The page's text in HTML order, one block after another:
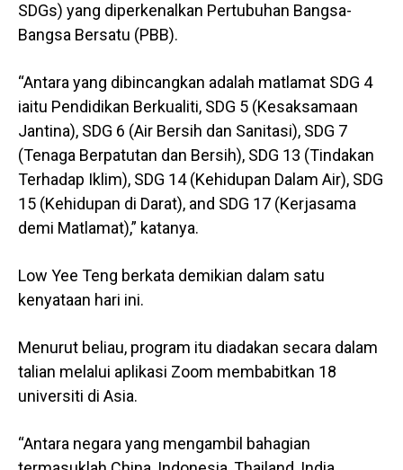
SDGs) yang diperkenalkan Pertubuhan Bangsa-
Bangsa Bersatu (PBB).
“Antara yang dibincangkan adalah matlamat SDG 4
iaitu Pendidikan Berkualiti, SDG 5 (Kesaksamaan
Jantina), SDG 6 (Air Bersih dan Sanitasi), SDG 7
(Tenaga Berpatutan dan Bersih), SDG 13 (Tindakan
Terhadap Iklim), SDG 14 (Kehidupan Dalam Air), SDG
15 (Kehidupan di Darat), and SDG 17 (Kerjasama
demi Matlamat),” katanya.
Low Yee Teng berkata demikian dalam satu
kenyataan hari ini.
Menurut beliau, program itu diadakan secara dalam
talian melalui aplikasi Zoom membabitkan 18
universiti di Asia.
“Antara negara yang mengambil bahagian